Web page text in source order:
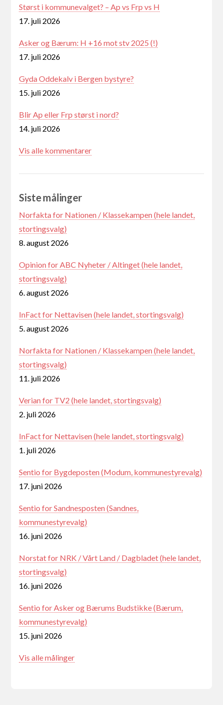
Størst i kommunevalget? – Ap vs Frp vs H
17. juli 2026
Asker og Bærum: H +16 mot stv 2025 (!)
17. juli 2026
Gyda Oddekalv i Bergen bystyre?
15. juli 2026
Blir Ap eller Frp størst i nord?
14. juli 2026
Vis alle kommentarer
Siste målinger
Norfakta for Nationen / Klassekampen (hele landet,
stortingsvalg)
8. august 2026
Opinion for ABC Nyheter / Altinget (hele landet,
stortingsvalg)
6. august 2026
InFact for Nettavisen (hele landet, stortingsvalg)
5. august 2026
Norfakta for Nationen / Klassekampen (hele landet,
stortingsvalg)
11. juli 2026
Verian for TV2 (hele landet, stortingsvalg)
2. juli 2026
InFact for Nettavisen (hele landet, stortingsvalg)
1. juli 2026
Sentio for Bygdeposten (Modum, kommunestyrevalg)
17. juni 2026
Sentio for Sandnesposten (Sandnes,
kommunestyrevalg)
16. juni 2026
Norstat for NRK / Vårt Land / Dagbladet (hele landet,
stortingsvalg)
16. juni 2026
Sentio for Asker og Bærums Budstikke (Bærum,
kommunestyrevalg)
15. juni 2026
Vis alle målinger